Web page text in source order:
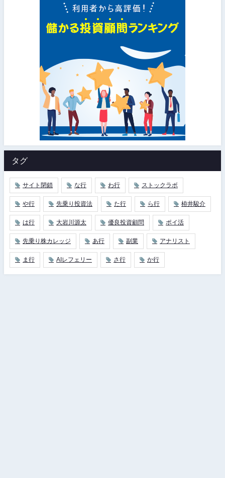
タグ
サイト閉鎖 な行 わ行 ストックラボ
や行 先乗り投資法 た行 ら行 栫井駿介
は行 大岩川源太 優良投資顧問 ポイ活
先乗り株カレッジ あ行 副業 アナリスト
ま行 AIレフェリー さ行 か行